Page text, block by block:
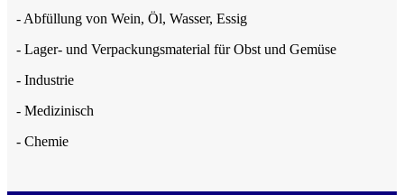
- Abfüllung von Wein, Öl, Wasser, Essig
- Lager- und Verpackungsmaterial für Obst und Gemüse
- Industrie
- Medizinisch
- Chemie